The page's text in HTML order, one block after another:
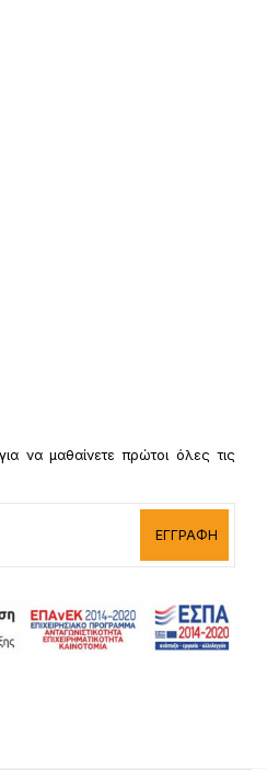
να μαθαίνετε πρώτοι όλες τις
ΕΓΓΡΑΦΗ